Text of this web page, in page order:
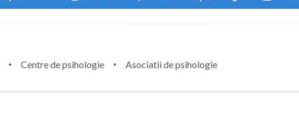
Centre de psihologie
Asociatii de psihologie